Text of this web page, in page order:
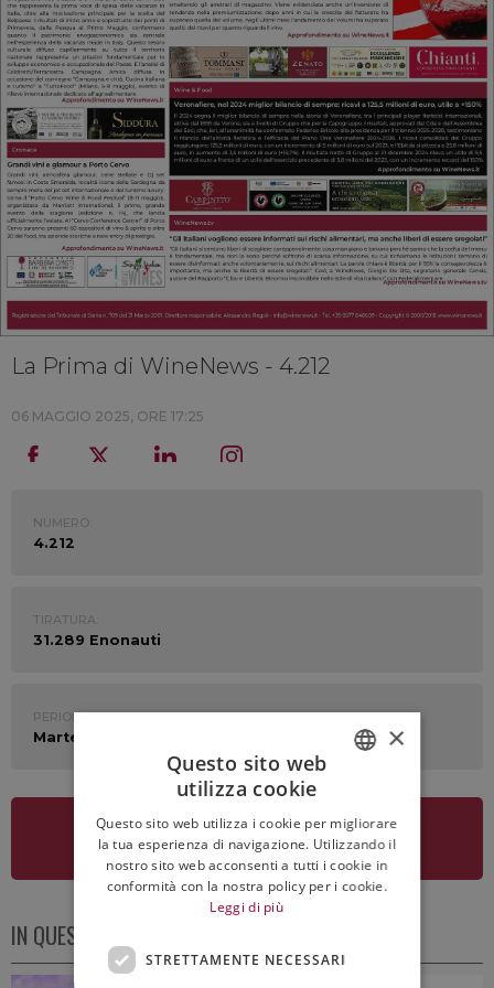
La Prima di WineNews - 4.212
06 MAGGIO 2025, ORE 17:25
NUMERO:
4.212
TIRATURA:
31.289 Enonauti
PERIODO:
Martedì 6 Maggio 2025
VEDI LA NEWSLETTER
IN QUESTO NUMERO
ENGLISH
×
Questo sito web
utilizza cookie
Questo sito web utilizza i cookie per migliorare
la tua esperienza di navigazione. Utilizzando il
nostro sito web acconsenti a tutti i cookie in
conformità con la nostra policy per i cookie.
Leggi di più
STRETTAMENTE NECESSARI